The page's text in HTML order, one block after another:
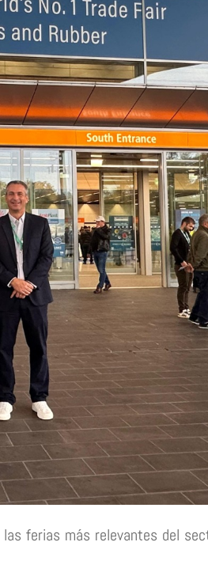
ferias más relevantes del